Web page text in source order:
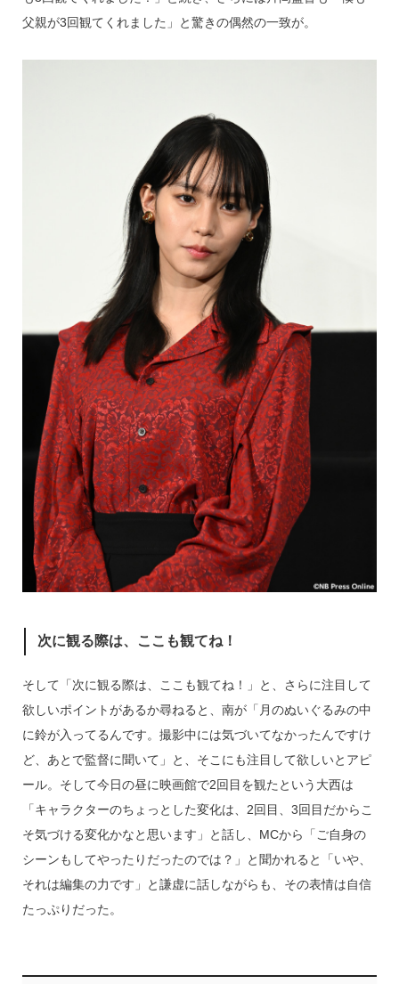
父親が3回観てくれました」と驚きの偶然の一致が。
次に観る際は、ここも観てね！
そして「次に観る際は、ここも観てね！」と、さらに注目して
欲しいポイントがあるか尋ねると、南が「月のぬいぐるみの中
に鈴が入ってるんです。撮影中には気づいてなかったんですけ
ど、あとで監督に聞いて」と、そこにも注目して欲しいとアピ
ール。そして今日の昼に映画館で2回目を観たという大西は
「キャラクターのちょっとした変化は、2回目、3回目だからこ
そ気づける変化かなと思います」と話し、MCから「ご自身の
シーンもしてやったりだったのでは？」と聞かれると「いや、
それは編集の力です」と謙虚に話しながらも、その表情は自信
たっぷりだった。